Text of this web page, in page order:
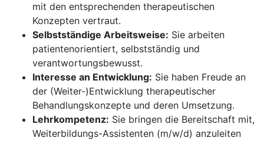
mit den entsprechenden therapeutischen
Konzepten vertraut.
Selbstständige Arbeitsweise: Sie arbeiten
patientenorientiert, selbstständig und
verantwortungsbewusst.
Interesse an Entwicklung: Sie haben Freude an
der (Weiter-)Entwicklung therapeutischer
Behandlungskonzepte und deren Umsetzung.
Lehrkompetenz: Sie bringen die Bereitschaft mit,
Weiterbildungs-Assistenten (m/w/d) anzuleiten